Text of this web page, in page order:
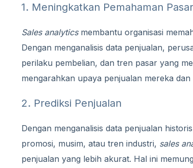
1. Meningkatkan Pemahaman Pasar
Sales analyticsmembantu organisasi
Dengan menganalisis data penjualan,
perilaku pembelian, dan tren pasar yang
mengarahkan upaya penjualan mereka
2. Prediksi Penjualan
Dengan menganalisis data penjualan
promosi, musim, atau tren industri, sales
penjualan yang lebih akurat. Hal ini